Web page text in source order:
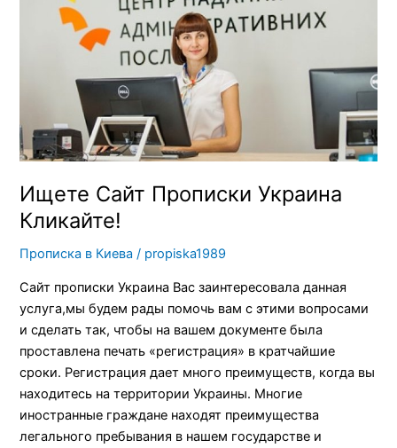
Ищете Сайт Прописки Украина
Кликайте!
Прописка в Киева / propiska1989
Сайт прописки Украина Вас заинтересовала данная
услуга,мы будем рады помочь вам с этими вопросами
и сделать так, чтобы на вашем документе была
проставлена печать «регистрация» в кратчайшие
сроки. Регистрация дает много преимуществ, когда вы
находитесь на территории Украины. Многие
иностранные граждане находят преимущества
легального пребывания в нашем государстве и
Прописки
Украина
Кликайте!